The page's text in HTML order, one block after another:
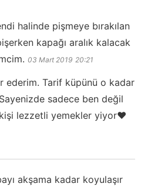
halinde pişmeye bırakılan
kapağı aralık kalacak
03 Mart 2019 20:21
ederim. Tarif küpünü o kadar
sadece ben değil
lezzetli yemekler yiyor❤️
akşama kadar koyulaşır